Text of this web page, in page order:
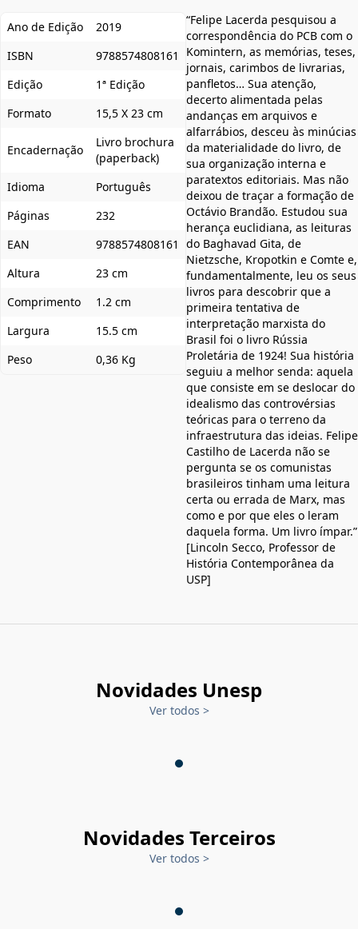
Ano de Edição
2019
ISBN
9788574808161
Edição
1ª Edição
Formato
15,5 X 23 cm
Encadernação
Livro brochura
(paperback)
Idioma
Português
Páginas
232
EAN
9788574808161
Altura
23 cm
Comprimento
1.2 cm
Largura
15.5 cm
Peso
0,36 Kg
“Felipe Lacerda pesquisou a
correspondência do PCB com o
Komintern, as memórias, teses,
jornais, carimbos de livrarias,
panfletos… Sua atenção,
decerto alimentada pelas
andanças em arquivos e
alfarrábios, desceu às minúcias
da materialidade do livro, de
sua organização interna e
paratextos editoriais. Mas não
deixou de traçar a formação de
Octávio Brandão. Estudou sua
herança euclidiana, as leituras
do Baghavad Gita, de
Nietzsche, Kropotkin e Comte e,
fundamentalmente, leu os seus
livros para descobrir que a
primeira tentativa de
interpretação marxista do
Brasil foi o livro Rússia
Proletária de 1924! Sua história
seguiu a melhor senda: aquela
que consiste em se deslocar do
idealismo das controvérsias
teóricas para o terreno da
infraestrutura das ideias. Felipe
Castilho de Lacerda não se
pergunta se os comunistas
brasileiros tinham uma leitura
certa ou errada de Marx, mas
como e por que eles o leram
daquela forma. Um livro ímpar.”
[Lincoln Secco, Professor de
História Contemporânea da
USP]
Novidades Unesp
Ver todos >
Novidades Terceiros
Ver todos >